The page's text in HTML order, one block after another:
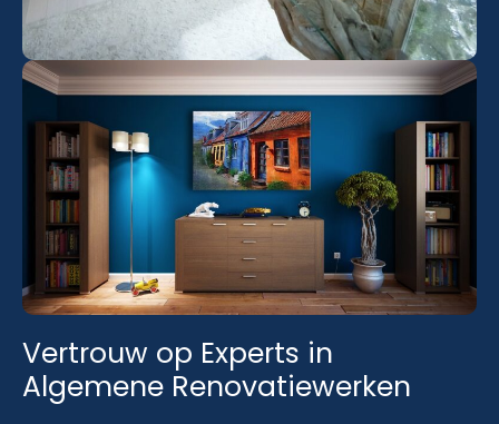
Vertrouw op Experts in
Algemene Renovatiewerken